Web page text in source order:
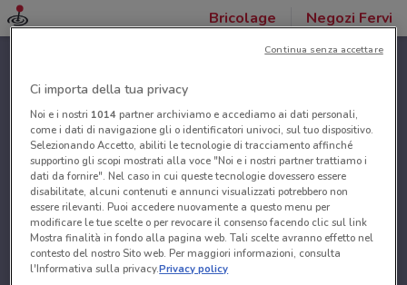
Bricolage Negozi Fervi
Ci importa della tua privacy
Noi e i nostri 1014partner archiviamo e accediamo ai dati personali,
come i dati di navigazione gli o identificatori univoci, sul tuo dispositivo.
Selezionando Accetto, abiliti le tecnologie di tracciamento affinché
supportino gli scopi mostrati alla voce "Noi e i nostri partner trattiamo i
dati da fornire". Nel caso in cui queste tecnologie dovessero essere
disabilitate, alcuni contenuti e annunci visualizzati potrebbero non
essere rilevanti. Puoi accedere nuovamente a questo menu per
modificare le tue scelte o per revocare il consenso facendo clic sul link
Mostra finalità in fondo alla pagina web. Tali scelte avranno effetto nel
contesto del nostro Sito web. Per maggiori informazioni, consulta
l'Informativa sulla privacy.Privacy policy
Continua senza accettare